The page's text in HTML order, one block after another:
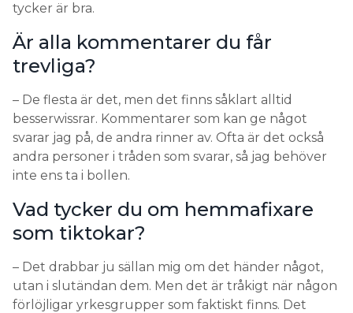
tycker är bra.
Är alla kommentarer du får
trevliga?
– De flesta är det, men det finns såklart alltid
besserwissrar. Kommentarer som kan ge något
svarar jag på, de andra rinner av. Ofta är det också
andra personer i tråden som svarar, så jag behöver
inte ens ta i bollen.
Vad tycker du om hemmafixare
som tiktokar?
– Det drabbar ju sällan mig om det händer något,
utan i slutändan dem. Men det är tråkigt när någon
förlöjligar yrkesgrupper som faktiskt finns. Det